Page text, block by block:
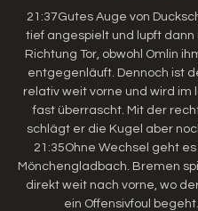
21:37Gutes Auge von
tief angespielt und lupft dann
Richtung Tor, obwohl Omlin
entgegenläuft. Dennoch ist
relativ weit vorne und wird im
fast überrascht. Mit der
schlägt er die Kugel aber
21:35Ohne Wechsel geht
Mönchengladbach. Bremen
direkt weit nach vorne, wo
ein Offensivfoul